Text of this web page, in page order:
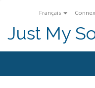
Français
Just My